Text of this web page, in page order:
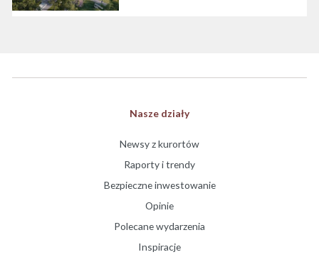
Nasze działy
Newsy z kurortów
Raporty i trendy
Bezpieczne inwestowanie
Opinie
Polecane wydarzenia
Inspiracje